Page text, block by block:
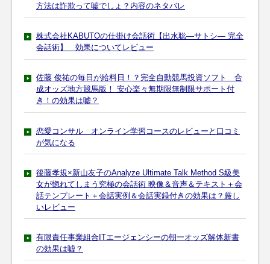
方法は詐欺って嘘でしょ？内容のネタバレ
株式会社KABUTOの仕掛け会話術【出水聡―サトシ― 完全
会話術】 効果についてレビュー
佐藤 俊祐の毎日が給料日！？完全自動競馬投資ソフト 合
成オッズ地方競馬版！ 安心楽々無期限無制限サポート付
き！の効果は嘘？
恋愛コンサル オンライン学習コースのレビューと口コミ
が気になる
後藤孝規×新山友子のAnalyze Ultimate Talk Method S級美
女が惚れてしまう究極の会話術 映像＆音声＆テキスト＋会
話テンプレート＋会話実例＆会話実録付きの効果は？厳し
いレビュー
有限責任事業組合ITエージェンシーの朝一オッズ解体新書
の効果は嘘？